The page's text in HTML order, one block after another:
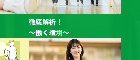
志望者向け学校見学会（特別支援学校・
語）を開催いたします。
２月開催のオンライン説明会の日程を
徹底解析！
～働く環境～